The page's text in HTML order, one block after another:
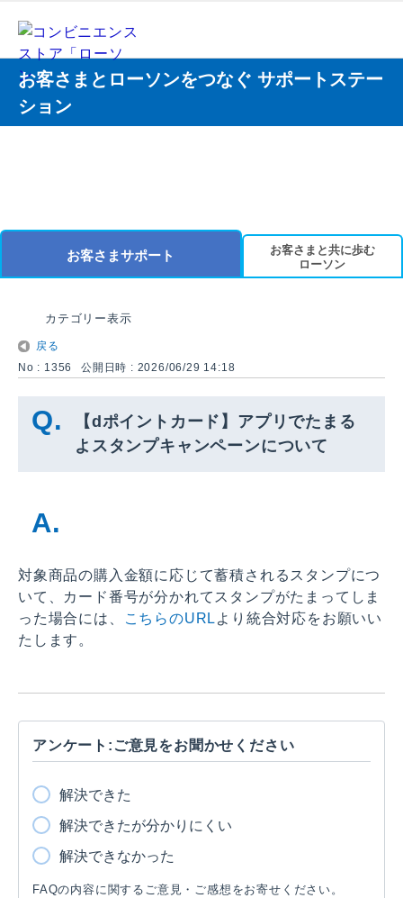
お客さまとローソンをつなぐ サポートステー
ション
お客さまサポート
お客さまと共に歩む
ローソン
カテゴリー表示
戻る
No : 1356
公開日時 : 2026/06/29 14:18
【dポイントカード】アプリでたまる
よスタンプキャンペーンについて
対象商品の購入金額に応じて蓄積されるスタンプにつ
いて、カード番号が分かれてスタンプがたまってしま
った場合には、
こちらのURL より統合対応をお願いい
たします。
アンケート:ご意見をお聞かせください
解決できた
解決できたが分かりにくい
解決できなかった
FAQの内容に関するご意見・ご感想をお寄せください。